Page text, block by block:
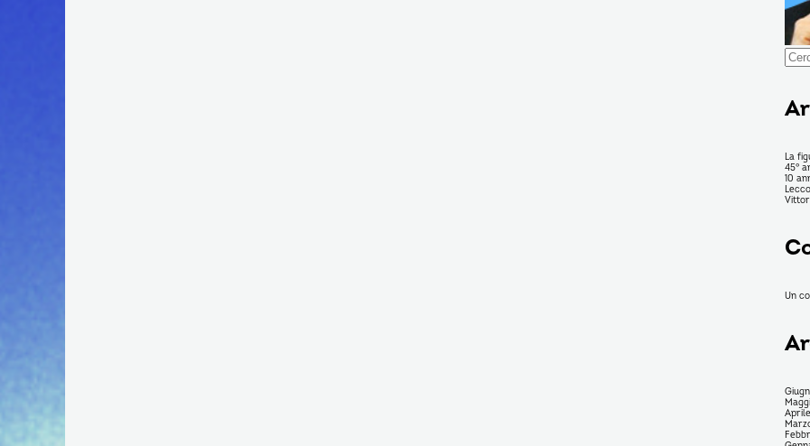
per:
La
45°
10
Un